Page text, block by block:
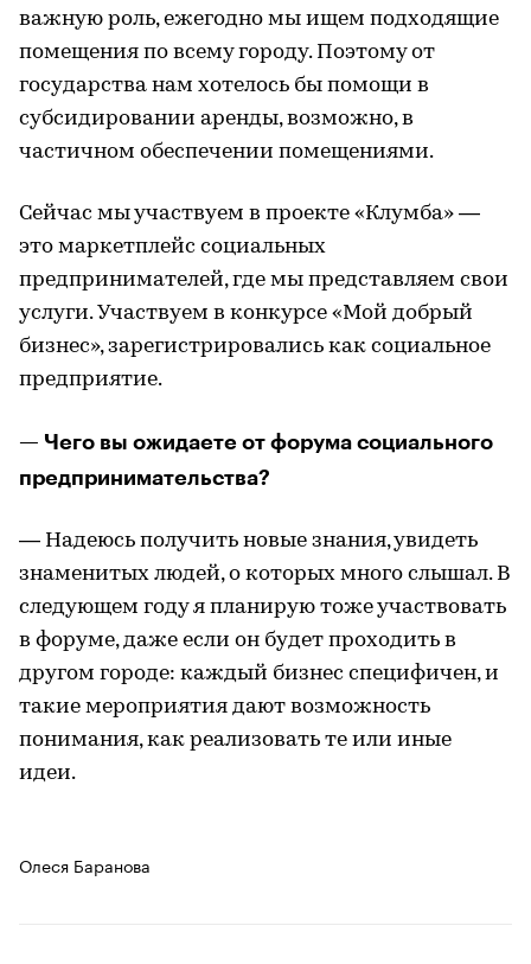
важную роль, ежегодно мы ищем подходящие
помещения по всему городу. Поэтому от
государства нам хотелось бы помощи в
субсидировании аренды, возможно, в
частичном обеспечении помещениями.
Сейчас мы участвуем в проекте «Клумба» —
это маркетплейс социальных
предпринимателей, где мы представляем свои
услуги. Участвуем в конкурсе «Мой добрый
бизнес», зарегистрировались как социальное
предприятие.
— Чего вы ожидаете от форума социального
предпринимательства?
— Надеюсь получить новые знания, увидеть
знаменитых людей, о которых много слышал. В
следующем году я планирую тоже участвовать
в форуме, даже если он будет проходить в
другом городе: каждый бизнес специфичен, и
такие мероприятия дают возможность
понимания, как реализовать те или иные
идеи.
Олеся Баранова